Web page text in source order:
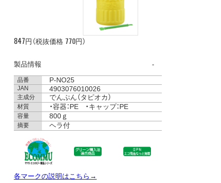
847円（税抜価格 770円）
製品情報
品番 P-NO25
JAN 4903076010026
主成分 でんぷん（タピオカ）
材質 ・容器：PE ・キャップ：PE
容量 800ｇ
摘要 ヘラ付
各マークの説明はこちら→